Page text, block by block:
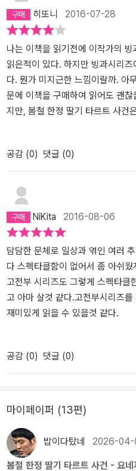
히또니 2016-07-28
나는 이책을 읽기전에 이작가의
읽은적이 있다. 하지만 빙과시리
다. 뭔가 미지근한 느낌이랄까. 아
문에 이책을 구매하여 읽어도 괜
지만, 봄철 한정 딸기 타르트 사건
이 든다. 분명 큰 사건이나 스릴
같은 느낌의 책을 읽고 싶다면 딱
쁜표지는 눈을 즐겁게 해준다.
공감 (0) 댓글 (0)
NiKita 2016-08-06
담담한 문체로 일상과 엮인 여러
다 스펙타클함이 없어서 좀 아쉬
고전부 시리즈도 그렇게 스펙타클
고 아마 살것 같다.고전부시리즈
재미있게 읽을 수 있을것 같다.
공감 (0) 댓글 (0)
마이페이퍼 (13편)
밥이다탔네 2026-04-
봄철 한정 딸기 타르트 사건 - 요